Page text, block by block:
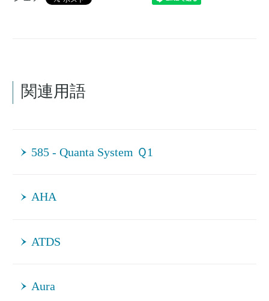
関連用語
585 - Quanta System Ｑ1
AHA
ATDS
Aura